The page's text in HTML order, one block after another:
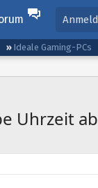
Ideale Gaming-PCs
Uhrzeit ab